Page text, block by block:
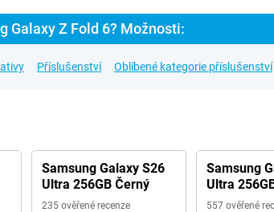
Galaxy Z Fold 6? Možnosti:
Příslušenství Oblíbené kategorie příslušenství
Samsung Galaxy S26
Ultra 256GB Černý
235 ověřené recenze
Samsung
Ultra
557 ověřené